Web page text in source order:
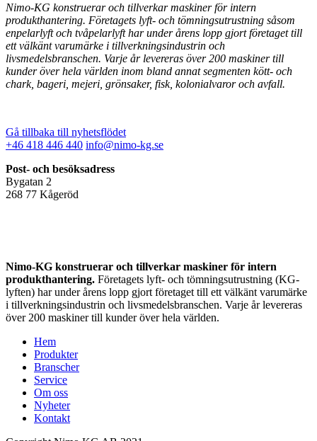
Nimo-KG konstruerar och tillverkar maskiner för intern
produkthantering. Företagets lyft- och tömningsutrustning såsom
enpelarlyft och tvåpelarlyft har under årens lopp gjort företaget till
ett välkänt varumärke i tillverkningsindustrin och
livsmedelsbranschen. Varje år levereras över 200 maskiner till
kunder över hela världen inom bland annat segmenten kött- och
chark, bageri, mejeri, grönsaker, fisk, kolonialvaror och avfall.
Gå tillbaka till nyhetsflödet
+46 418 446 440 info@nimo-kg.se
Post- och besöksadress
Bygatan 2
268 77 Kågeröd
Nimo-KG konstruerar och tillverkar maskiner för intern
produkthantering. Företagets lyft- och tömningsutrustning (KG-
lyften) har under årens lopp gjort företaget till ett välkänt varumärke
i tillverkningsindustrin och livsmedelsbranschen. Varje år levereras
över 200 maskiner till kunder över hela världen.
Hem
Produkter
Branscher
Service
Om oss
Nyheter
Kontakt